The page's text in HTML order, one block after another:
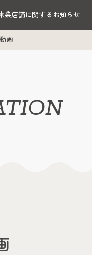
業店舗に関するお知らせ
画